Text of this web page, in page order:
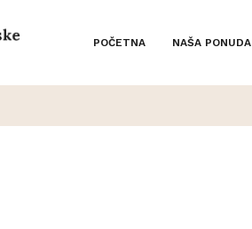
POČETNA NAŠA PONUDA